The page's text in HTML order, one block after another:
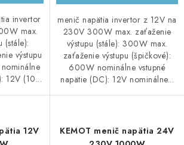
invertor
max.
(stále):
výstupu
12V (10...
menič napätia invertor z 12V na
230V 300W max. zaťaženie
výstupu (stále): 300W max.
zaťaženie výstupu (špičkové):
600W nominálne vstupné
napätie (DC): 12V nominálne...
12V
KEMOT menič napätia 24V